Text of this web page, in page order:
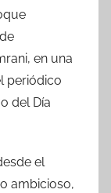
en una
periódico
del Día
el
ambicioso,